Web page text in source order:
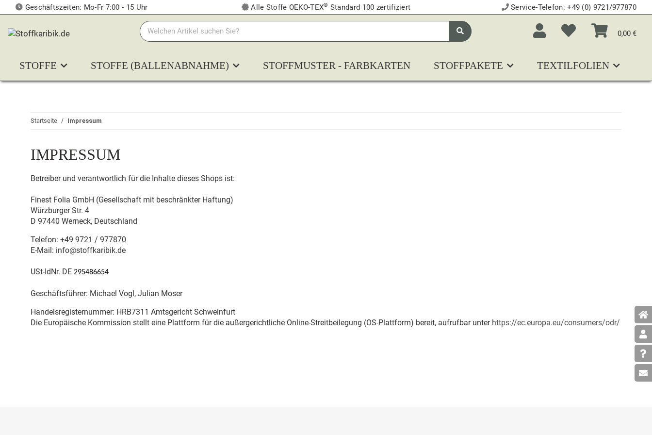
Geschäftszeiten: Mo-Fr 7:00 - 15 Uhr Alle Stoffe OEKO-TEX® Standard 100 zertifiziert Service-Telefon:+49 (0) 9721/977870
0,00 €
STOFFE STOFFE (BALLENABNAHME) STOFFMUSTER - FARBKARTEN STOFFPAKETE TEXTILFOLIEN
Startseite Impressum
IMPRESSUM
Betreiber und verantwortlich für die Inhalte dieses Shops ist:
Finest Folia GmbH (Gesellschaft mit beschränkter Haftung)
Würzburger Str. 4
D 97440 Werneck, Deutschland
Telefon: +49 9721 / 977870
E-Mail: info@stoffkaribik.de
USt-IdNr. DE 295486654
Geschäftsführer: Michael Vogl, Julian Moser
Handelsregisternummer: HRB7311 Amtsgericht Schweinfurt
Die Europäische Kommission stellt eine Plattform für die außergerichtliche Online-Streitbeilegung (OS-Plattform) bereit, aufrufbar unter https://ec.europa.eu/consumers/odr/